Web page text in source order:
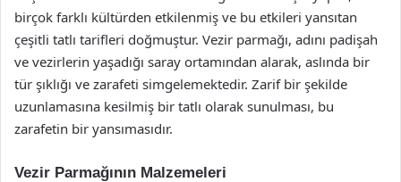
birçok farklı kültürden etkilenmiş ve bu etkileri yansıtan
çeşitli tatlı tarifleri doğmuştur. Vezir parmağı, adını padişah
ve vezirlerin yaşadığı saray ortamından alarak, aslında bir
tür şıklığı ve zarafeti simgelemektedir. Zarif bir şekilde
uzunlamasına kesilmiş bir tatlı olarak sunulması, bu
zarafetin bir yansımasıdır.
Vezir Parmağının Malzemeleri